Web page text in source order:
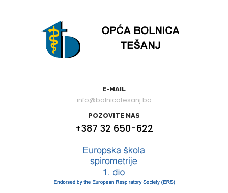
E-MAIL
info@bolnicatesanj.ba
POZOVITE NAS
+387 32 650-622